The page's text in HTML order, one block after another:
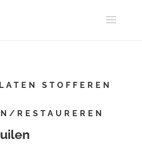
STOFFEREN
RESTAUREREN